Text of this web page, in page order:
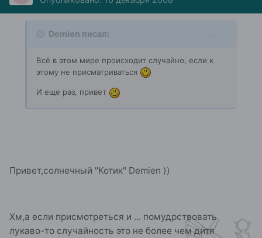
Demien писал:
Всё в этом мире происходит случайно, если к
этому не присматриваться
И еще раз, привет
Привет,солнечный "Котик" Demien ))
Хм,а если присмотреться и ... помудрствовать
лукаво-то случайность это не более чем дитя